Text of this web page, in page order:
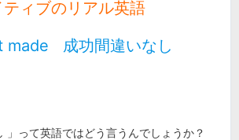
ティブのリアル英語
made 成功間違いなし
」って英語ではどう言うんでしょうか？